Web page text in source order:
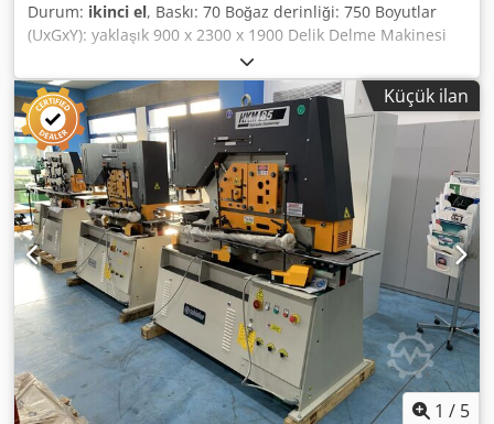
Durum: ikinci el, Baskı: 70 Boğaz derinliği: 750 Boyutlar
(UxGxY): yaklaşık 900 x 2300 x 1900 Delik Delme Makinesi
GEKA Puma 70/E-750 Pozisyonlama masası maalesef
arızalı, bunun dışında makine iyi kullanılmış durumda.
Teknik veriler: Crodpfjwrkcyox Af Rsf Delme kuvveti: 70 ton
Delme kapasitesi: 27'de 20 mm Delme maks. çap: 70'de 8,0
mm veya çap: 100'de 5,0 mm veya dikdörtgen: 50'de 8,0
mm veya dikdörtgen: 60'da 7,0 mm veya dikdörtgen: 70'de
6,0 mm Boğaz derinliği: 750 mm ile -ayak pedalı
Küçük ilan
1 / 5